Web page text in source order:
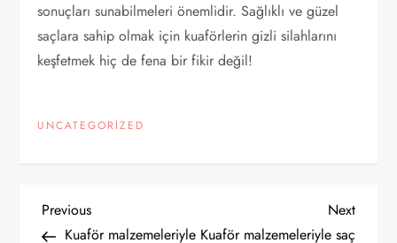
sonuçları sunabilmeleri önemlidir. Sağlıklı ve güzel
saçlara sahip olmak için kuaförlerin gizli silahlarını
keşfetmek hiç de fena bir fikir değil!
UNCATEGORIZED
Y
Previous
Post
Previous
Kuaför malzemeleriyle
Next
Post
Next
Kuaför malzemeleriyle saç